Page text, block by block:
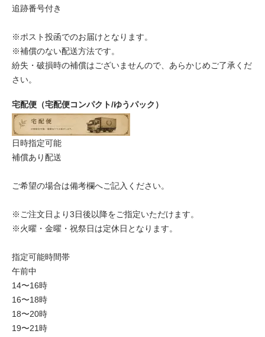
追跡番号付き
※ポスト投函でのお届けとなります。
※補償のない配送方法です。
紛失・破損時の補償はございませんので、あらかじめご了承くだ
さい。
宅配便（宅配便コンパクト/ゆうパック）
日時指定可能
補償あり配送
ご希望の場合は備考欄へご記入ください。
※ご注文日より3日後以降をご指定いただけます。
※火曜・金曜・祝祭日は定休日となります。
指定可能時間帯
午前中
14〜16時
16〜18時
18〜20時
19〜21時